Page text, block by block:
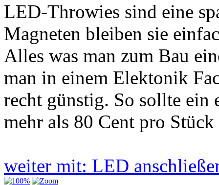
LED-Throwies sind eine
Magneten bleiben sie
Alles was man zum Bau
man in einem Elektonik
recht günstig. So sollte
mehr als 80 Cent pro Stück
weiter mit: LED